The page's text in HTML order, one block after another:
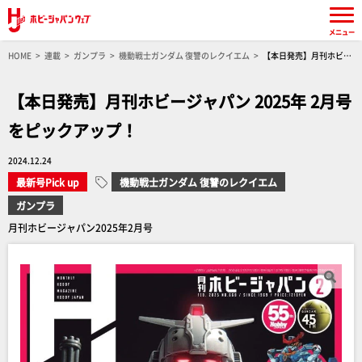
HOME 連載 ガンプラ 機動戦士ガンダム 復讐のレクイエム
【本日発売】月刊ホビー
【本日発売】月刊ホビージャパン 2025年 2月号
をピックアップ！
2024.12.24
最新号Pick up
機動戦士ガンダム 復讐のレクイエム
ガンプラ
月刊ホビージャパン2025年2月号
メニュー